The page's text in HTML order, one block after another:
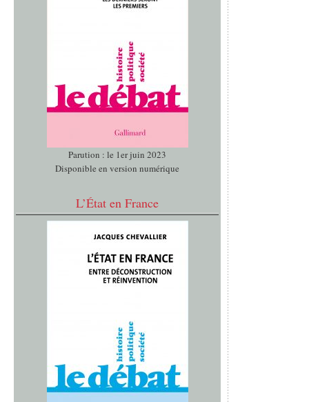
Parution : le 1er juin 2023
Disponible en version numérique
L’État en France